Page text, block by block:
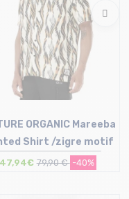
ORGANIC Mareeba
Shirt /zigre motif
47,94€ 79,90 € -40%